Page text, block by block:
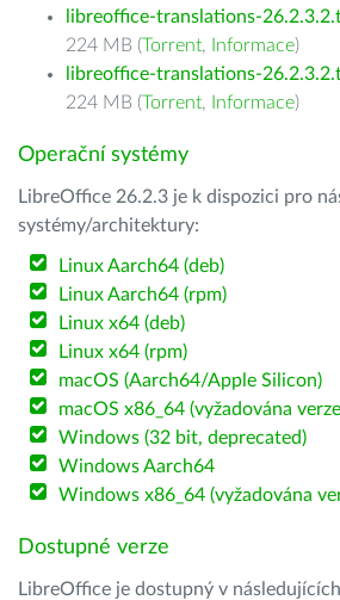
libreoffice-translations-
224 MB (Torrent, Informace)
libreoffice-translations-
224 MB (Torrent, Informace)
Operační systémy
LibreOffice 26.2.3 je k dispozici pro
systémy/architektury:
Linux Aarch64 (deb)
Linux Aarch64 (rpm)
Linux x64 (deb)
Linux x64 (rpm)
macOS (Aarch64/Apple Silicon)
macOS x86_64 (vyžadována
Windows (32 bit, deprecated)
Windows Aarch64
Windows x86_64 (vyžadována
Dostupné verze
LibreOffice je dostupný v následujících